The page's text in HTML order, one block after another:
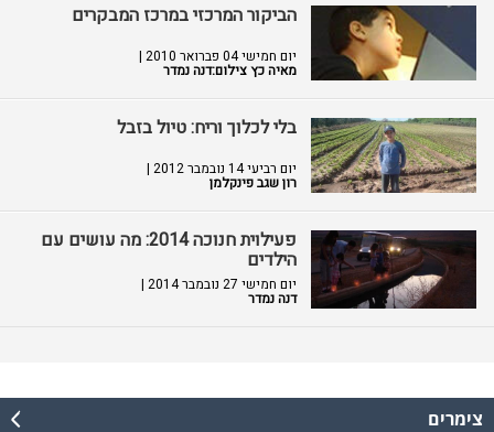
הביקור המרכזי במרכז המבקרים
יום חמישי 04 פברואר 2010 |
מאיה כץ צילום:דנה נמדר
בלי לכלוך וריח: טיול בזבל
יום רביעי 14 נובמבר 2012 |
רון שגב פינקלמן
פעילוית חנוכה 2014: מה עושים עם
הילדים
יום חמישי 27 נובמבר 2014 |
דנה נמדר
צימרים